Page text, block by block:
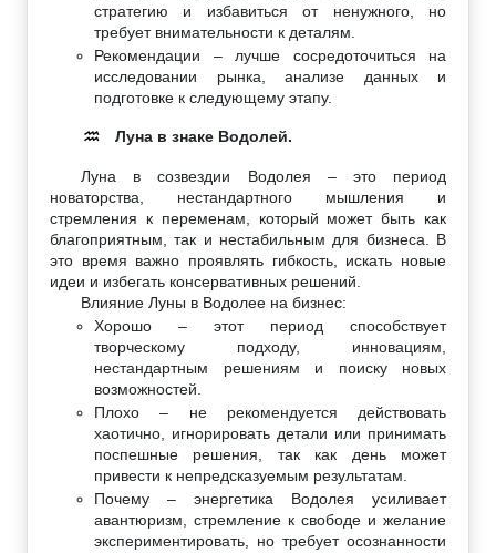
стратегию и избавиться от ненужного, но
требует внимательности к деталям.
Рекомендации – лучше сосредоточиться на
исследовании рынка, анализе данных и
подготовке к следующему этапу.
♒ Луна в знаке Водолей.
Луна в созвездии Водолея – это период
новаторства, нестандартного мышления и
стремления к переменам, который может быть как
благоприятным, так и нестабильным для бизнеса. В
это время важно проявлять гибкость, искать новые
идеи и избегать консервативных решений.
Влияние Луны в Водолее на бизнес:
Хорошо – этот период способствует
творческому подходу, инновациям,
нестандартным решениям и поиску новых
возможностей.
Плохо – не рекомендуется действовать
хаотично, игнорировать детали или принимать
поспешные решения, так как день может
привести к непредсказуемым результатам.
Почему – энергетика Водолея усиливает
авантюризм, стремление к свободе и желание
экспериментировать, но требует осознанности